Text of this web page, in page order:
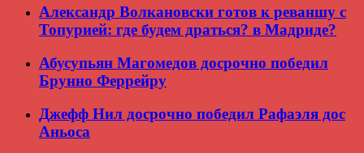
Александр Волкановски готов к реваншу с
Топурией: где будем драться? в Мадриде?
Абусупьян Магомедов досрочно победил
Брунно Феррейру
Джефф Нил досрочно победил Рафаэля дос
Аньоса